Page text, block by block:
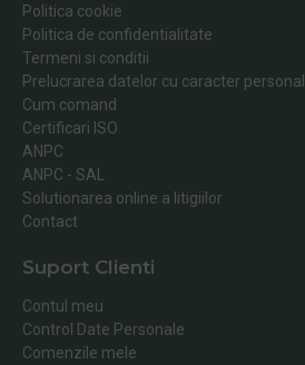
Politica cookie
Politica de confidentialitate
Termeni si conditii
Prelucrarea datelor cu caracter personal
Cum comand
Certificari ISO
ANPC
ANPC - SAL
Solutionarea online a litigiilor
Contact
Suport Clienti
Contul meu
Control Date Personale
Comenzile mele